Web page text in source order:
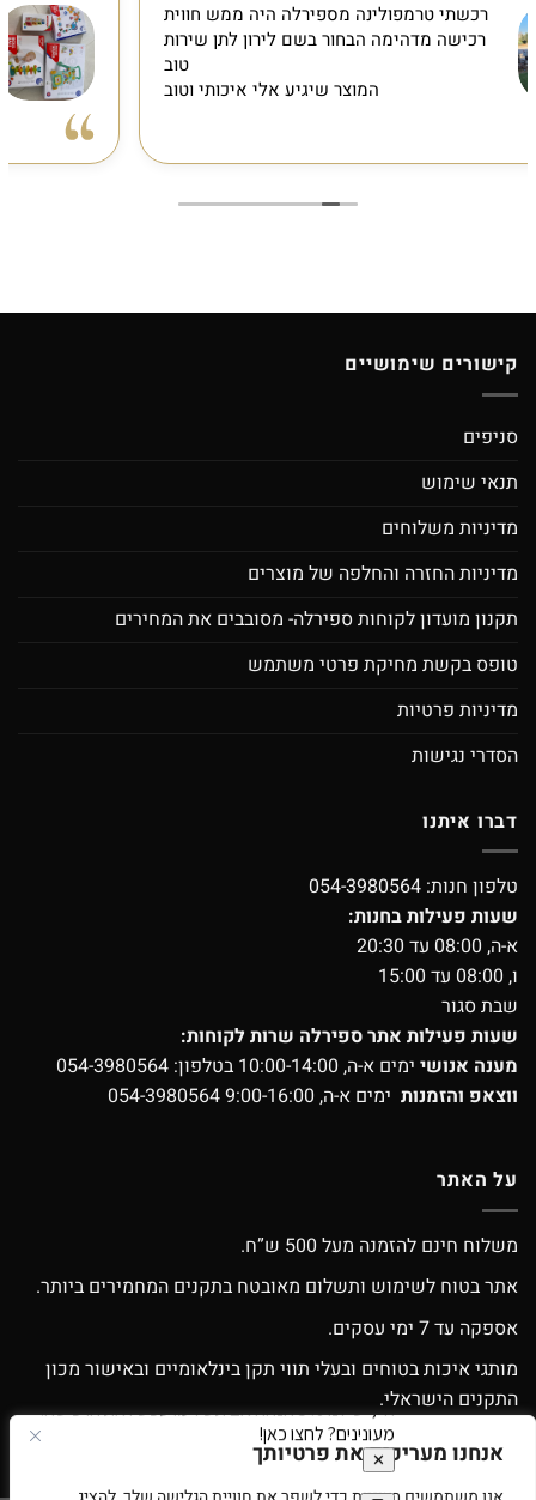
אנחנו מעריכים את פרטיותך
פשוט מעולה. שירות
אחרי שהזמנתי באתר
חסר מוצר אחד
באותו מחיר,
מעולים, מוצרים
ההזמנה רק אחרי יומיים.
היה ממש חווית
בשם לירון לתן שירות
שיגיע אלי איכותי וטוב
קישורים שימושיים
סניפים
תנאי שימוש
מדיניות משלוחים
מדיניות החזרה והחלפה של מוצרים
תקנון מועדון לקוחות ספירלה- מסובבים את המחירים
טופס בקשת מחיקת פרטי משתמש
מדיניות פרטיות
הסדרי נגישות
דברו איתנו
טלפון חנות: 054-3980564
שעות פעילות בחנות:
א-ה, 08:00 עד 20:30
ו, 08:00 עד 15:00
שבת סגור
שעות פעילות אתר ספירלה שרות לקוחות:
מענה אנושי ימים א-ה, 10:00-14:00 בטלפון:
054-3980564
ווצאפ והזמנות ימים א-ה, 9:00-16:00 054-3980564
על האתר
משלוח חינם להזמנה מעל 500 ש”ח.
אתר בטוח לשימוש ותשלום מאובטח בתקנים המחמירים ביותר.
אספקה עד 7 ימי עסקים.
מותגי איכות בטוחים ובעלי תווי תקן בינלאומיים ובאישור מכון
התקנים הישראלי.
אפשרות החלפה / החזרה עפ”י התקנון.